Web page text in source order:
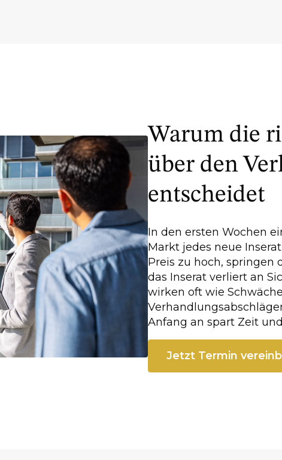
Warum die
über den
entscheidet
In den ersten Wochen
Markt jedes neue
Preis zu hoch, springen
das Inserat verliert an
wirken oft wie
Anfang an spart Zeit
Jetzt Termin